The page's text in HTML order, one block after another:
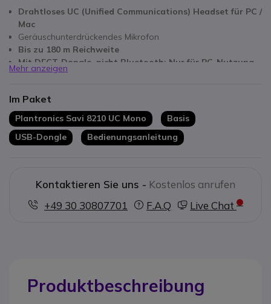
Drahtloses UC (Unified Communications) Headset für PC /
Mac
Geräuschunterdrückendes Mikrofon
Bis zu 180 m Reichweite
Mit DECT-Dongle, nicht Bluetooth: Nur für PC-Nutzung
Möglicher Anschluss links oder rechts
Große Kunstlederpolster und Stirnband mit komfortabler
Verstärkung
Kompatibel mit allen auf dem Markt erhältlichen Softphones
Mehr anzeigen
Im Paket
Plantronics Savi 8210 UC Mono
Basis
USB-Dongle
Bedienungsanleitung
Kontaktieren Sie uns - Kostenlos anrufen
+49 30 30807701
F.A.Q Live Chat
Produktbeschreibung